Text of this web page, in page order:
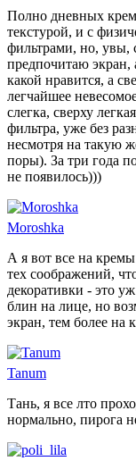
Полно дневных
текстурой, и с
фильтрами, но, увы,
предпочитаю экран,
какой нравится, а
легчайшее
слегка, сверху
фильтра, уже без
несмотря на такую
поры). За три года
не появилось)))
Moroshka
А я вот все на
тех соображений,
декоративки - это
блин на лице, но
экран, тем более на
Tanum
Тань, я все лто
нормально, пирога